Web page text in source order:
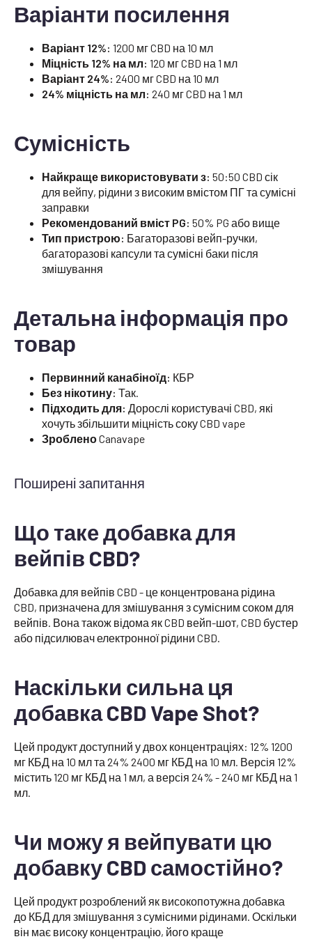
Варіанти посилення
Варіант 12%: 1200 мг CBD на 10 мл
Міцність 12% на мл: 120 мг CBD на 1 мл
Варіант 24%: 2400 мг CBD на 10 мл
24% міцність на мл: 240 мг CBD на 1 мл
Сумісність
Найкраще використовувати з: 50:50 CBD сік
для вейпу, рідини з високим вмістом ПГ та сумісні
заправки
Рекомендований вміст PG: 50% PG або вище
Тип пристрою: Багаторазові вейп-ручки,
багаторазові капсули та сумісні баки після
змішування
Детальна інформація про
товар
Первинний канабіноїд: КБР
Без нікотину: Так.
Підходить для: Дорослі користувачі CBD, які
хочуть збільшити міцність соку CBD vape
ЗробленоCanavape
Поширені запитання
Що таке добавка для
вейпів CBD?
Добавка для вейпів CBD - це концентрована рідина
CBD, призначена для змішування з сумісним соком для
вейпів. Вона також відома як CBD вейп-шот, CBD бустер
або підсилювач електронної рідини CBD.
Наскільки сильна ця
добавка CBD Vape Shot?
Цей продукт доступний у двох концентраціях: 12% 1200
мг КБД на 10 мл та 24% 2400 мг КБД на 10 мл. Версія 12%
містить 120 мг КБД на 1 мл, а версія 24% - 240 мг КБД на 1
мл.
Чи можу я вейпувати цю
добавку CBD самостійно?
Цей продукт розроблений як високопотужна добавка
до КБД для змішування з сумісними рідинами. Оскільки
він має високу концентрацію, його краще